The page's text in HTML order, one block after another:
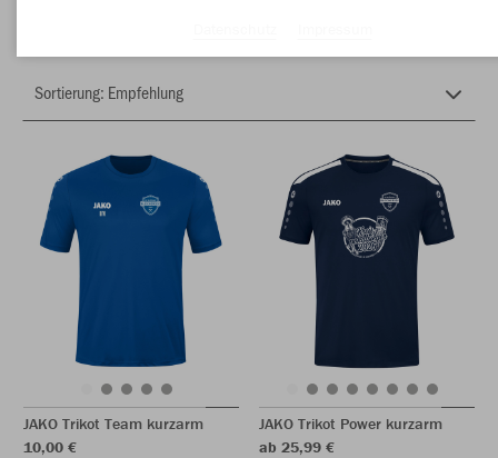
JAKO Trikot Team kurzarm
10,00 €
JAKO Trikot Power kurzarm
ab 25,99 €